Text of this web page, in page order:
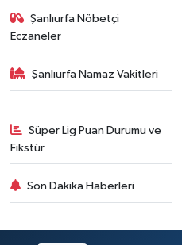
Şanlıurfa Nöbetçi
Eczaneler
Şanlıurfa Namaz Vakitleri
Süper Lig Puan Durumu ve
Fikstür
Son Dakika Haberleri